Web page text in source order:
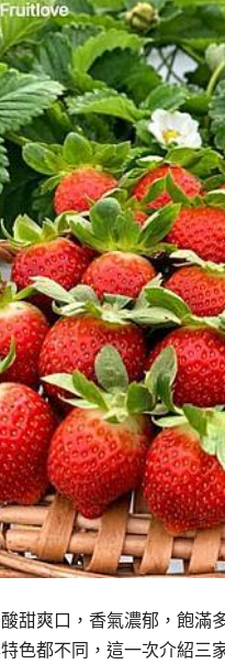
甜爽口，香氣濃郁，飽
色都不同，這一次介紹三